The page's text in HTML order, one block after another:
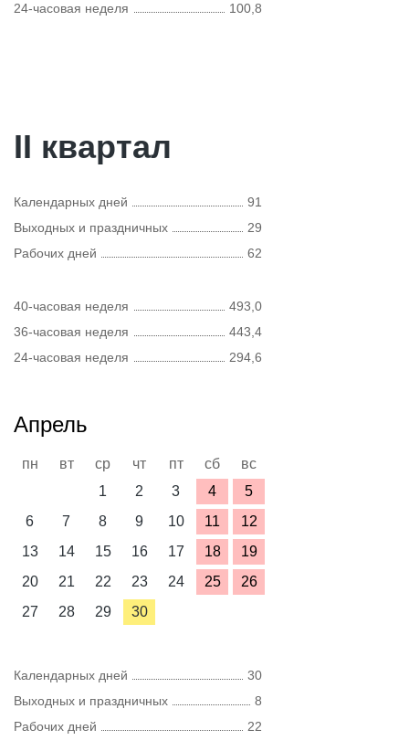
24-часовая неделя
100,8
II квартал
Календарных дней
91
Выходных и праздничных
29
Рабочих дней
62
40-часовая неделя
493,0
36-часовая неделя
443,4
24-часовая неделя
294,6
Апрель
пн вт ср чт пт сб
вс
1
2 3 4
5
6
7 8 9 10 11
12
13
14 15 16 17 18
19
20
21 22 23 24 25
26
27
28 29 30
Календарных дней
30
Выходных и праздничных
8
Рабочих дней
22